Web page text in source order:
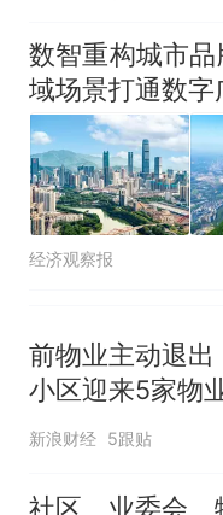
数智重构城市
域场景打通数
经济观察报
前物业主动退出
小区迎来5家物
台”，最终以
新浪财经 5跟贴
社区、业委会、